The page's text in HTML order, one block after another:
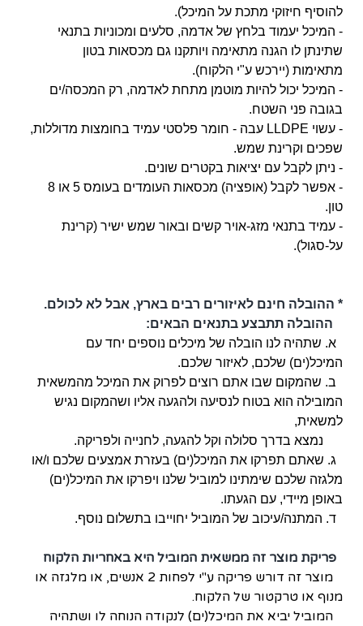
להוסיף חיזוקי מתכת על המיכל).
- המיכל יעמוד בלחץ של אדמה, סלעים ומכוניות בתנאי
שתינתן לו הגנה מתאימה ויותקנו גם מכסאות בטון
מתאימות (יירכש ע"י הלקוח).
- המיכל יכול להיות מוטמן מתחת לאדמה, רק המכסה/ים
בגובה פני השטח.
- עשוי LLDPE עבה - חומר פלסטי עמיד בחומצות מדוללות,
שפכים וקרינת שמש.
- ניתן לקבל עם יציאות בקטרים שונים.
- אפשר לקבל (אופציה) מכסאות העומדים בעומס 5 או 8
טון.
- עמיד בתנאי מזג-אויר קשים ובאור שמש ישיר (קרינת
על-סגול).
* ההובלה חינם לאיזורים רבים בארץ, אבל לא לכולם.
ההובלה תתבצע בתנאים הבאים:
א. שתהיה לנו הובלה של מיכלים נוספים יחד עם
המיכל(ים) שלכם, לאיזור שלכם.
ב. שהמקום שבו אתם רוצים לפרוק את המיכל מהמשאית
המובילה הוא בטוח לנסיעה ולהגעה אליו ושהמקום נגיש
למשאית,
נמצא בדרך סלולה וקל להגעה, לחנייה ולפריקה.
ג. שאתם תפרקו את המיכל(ים) בעזרת אמצעים שלכם ו/או
מלגזה שלכם שימתינו למוביל שלנו ויפרקו את המיכל(ים)
באופן מיידי, עם הגעתו.
ד. המתנה/עיכוב של המוביל יחוייבו בתשלום נוסף.
פריקת מוצר זה ממשאית המוביל היא באחריות הלקוח
מוצר זה דורש פריקה ע"י לפחות 2 אנשים, או מלגזה או
מנוף או טרקטור של הלקוח.
המוביל יביא את המיכל(ים) לנקודה הנוחה לו ושתהיה